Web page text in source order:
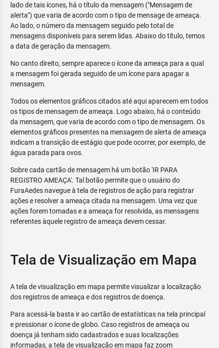
lado de tais ícones, há o título da mensagem ("Mensagem de
alerta") que varia de acordo com o tipo de mensage de ameaça.
Ao lado, o número da mensagem seguido pelo total de
mensagens disponíveis para serem lidas. Abaixo do título, temos
a data de geração da mensagem.
No canto direito, sempre aparece o ícone da ameaça para a qual
a mensagem foi gerada seguido de um ícone para apagar a
mensagem.
Todos os elementos gráficos citados até aqui aparecem em todos
os tipos de mensagem de ameaça. Logo abaixo, há o conteúdo
da mensagem, que varia de acordo com o tipo de mensagem. Os
elementos gráficos presentes na mensagem de alerta de ameaça
indicam a transição de estágio que pode ocorrer, por exemplo, de
água parada para ovos.
Sobre cada cartão de mensagem há um botão 'IR PARA
REGISTRO AMEAÇA'. Tal botão permite que o usuário do
FuraAedes navegue à tela de registros de ação para registrar
ações e resolver a ameaça citada na mensagem. Uma vez que
ações forem tomadas e a ameaça for resolvida, as mensagens
referentes àquele registro de ameaça devem cessar.
Tela de Visualização em Mapa
A tela de visualização em mapa permite visualizar a localização
dos registros de ameaça e dos registros de doença.
Para acessá-la basta ir ao cartão de estatísticas na tela principal
e pressionar o ícone de globo. Caso registros de ameaça ou
doença já tenham sido cadastrados e suas localizações
informadas, a tela de visualização em mapa faz zoom